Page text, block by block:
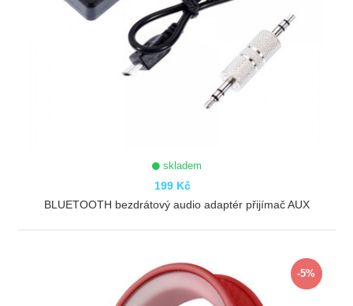
skladem
199 Kč
BLUETOOTH bezdrátový audio adaptér přijímač AUX
-5%